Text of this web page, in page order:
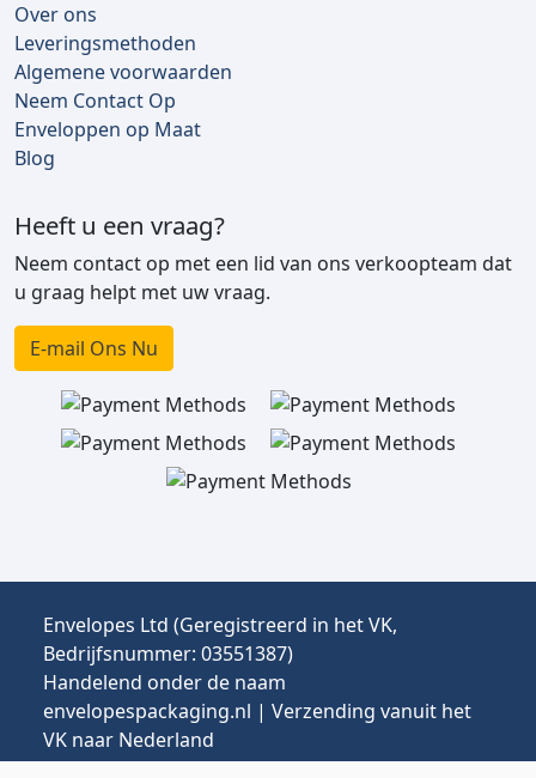
Over ons
Leveringsmethoden
Algemene voorwaarden
Neem Contact Op
Enveloppen op Maat
Blog
Heeft u een vraag?
Neem contact op met een lid van ons verkoopteam dat
u graag helpt met uw vraag.
E-mail Ons Nu
Envelopes Ltd (Geregistreerd in het VK,
Bedrijfsnummer: 03551387)
Handelend onder de naam
envelopespackaging.nl | Verzending vanuit het
VK naar Nederland
Prijzen in EUR | Invoerrechten & btw kunnen van